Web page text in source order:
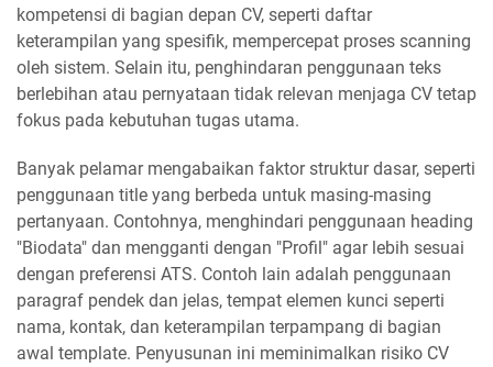
kompetensi di bagian depan CV, seperti daftar
keterampilan yang spesifik, mempercepat proses scanning
oleh sistem. Selain itu, penghindaran penggunaan teks
berlebihan atau pernyataan tidak relevan menjaga CV tetap
fokus pada kebutuhan tugas utama.
Banyak pelamar mengabaikan faktor struktur dasar, seperti
penggunaan title yang berbeda untuk masing-masing
pertanyaan. Contohnya, menghindari penggunaan heading
"Biodata" dan mengganti dengan "Profil" agar lebih sesuai
dengan preferensi ATS. Contoh lain adalah penggunaan
paragraf pendek dan jelas, tempat elemen kunci seperti
nama, kontak, dan keterampilan terpampang di bagian
awal template. Penyusunan ini meminimalkan risiko CV